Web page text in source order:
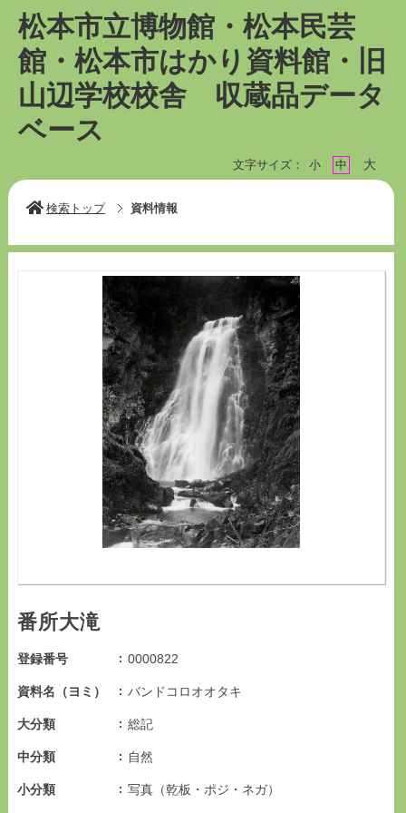
松本市立博物館・松本民芸
館・松本市はかり資料館・旧
山辺学校校舎 収蔵品データ
ベース
文字サイズ： 小 中 大
検索トップ 資料情報
番所大滝
登録番号 0000822
資料名（ヨミ） バンドコロオオタキ
大分類 総記
中分類 自然
小分類 写真（乾板・ポジ・ネガ）